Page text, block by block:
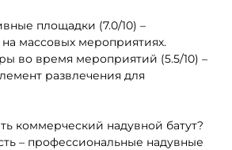
площадки (7.0/10) –
массовых мероприятиях.
во время мероприятий (5.5/10) –
развлечения для
коммерческий надувной батут?
– профессиональные надувные